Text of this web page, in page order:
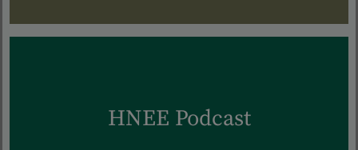
HNEE Podcast